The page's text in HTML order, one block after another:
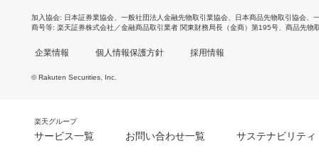
加入協会 日本証券業協会 一般社団法人金融先物取引業協会 日本商品先物取引協会
商号等 楽天証券株式会社／金融商品取引業者 関東財務局長（金商）第195号、商品先物
企業情報 個人情報保護方針 採用情報
© Rakuten Securities, Inc.
楽天グループ
サービス一覧 お問い合わせ一覧 サステナビリティ